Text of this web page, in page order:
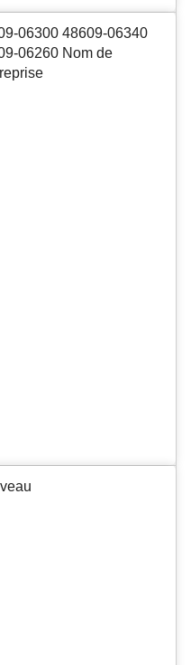
06300 48609-06340
06260 Nom de